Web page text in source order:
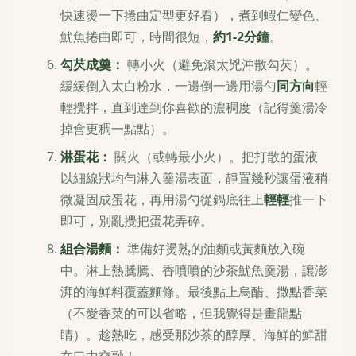
快速燙一下捲曲定型更好看），煮到蝦仁變色、
魷魚捲曲即可，時間很短， 約1-2分鐘。
勾芡成羹： 轉小火（避免滾太兇沖散勾芡）。
緩緩倒入太白粉水，一邊倒一邊用湯勺同方向輕
輕攪拌，直到達到你喜歡的濃稠度（記得羹湯冷
掉會更稠一點點）。
淋蛋花： 關火（或轉最小火）。把打散的蛋液
以細線狀均勻淋入羹湯表面，靜置幾秒讓蛋液稍
微凝固成蛋花，再用湯勺從鍋底往上輕輕推一下
即可，別亂攪把蛋花弄碎。
組合湯麵： 準備好燙熟的油麵或黃麵放入碗
中。淋上熱騰騰、香噴噴的沙茶魷魚羹湯，讓澎
湃的海鮮料覆蓋麵條。最後點上烏醋、撒點香菜
（不愛香菜的可以省略，但我覺得是畫龍點
睛）。趁熱吃，感受那沙茶的醇厚、海鮮的鮮甜